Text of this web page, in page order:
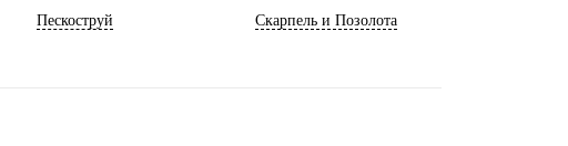
Пескоструй Скарпель и Позолота